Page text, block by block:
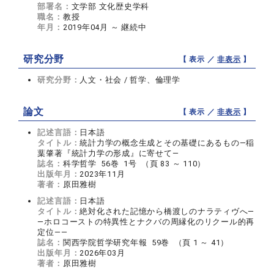
部署名： 文学部 文化歴史学科
職名： 教授
年月： 2019年04月 ～ 継続中
研究分野 【 表示 ／非表示 】
研究分野： 人文・社会 / 哲学、倫理学
論文 【 表示 ／非表示 】
記述言語： 日本語
タイトル：統計力学の概念生成とその基礎にあるもの―稲
葉肇著『統計力学の形成』に寄せて―
誌名： 科学哲学 56巻 1号 （頁 83 ～ 110）
出版年月：2023年11月
著者： 原田雅樹
記述言語： 日本語
タイトル：絶対化された記憶から橋渡しのナラティヴへ―
—ホロコーストの特異性とナクバの周縁化のリクール的再
定位——
誌名： 関西学院哲学研究年報 59巻 （頁 1 ～ 41）
出版年月：2026年03月
著者： 原田雅樹